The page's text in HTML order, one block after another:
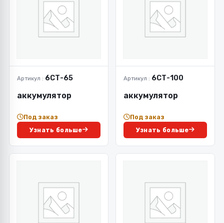
Артикул : 6СТ-65
аккумулятор
Под заказ
Узнать больше
Артикул : 6СТ-100
аккумулятор
Под заказ
Узнать больше